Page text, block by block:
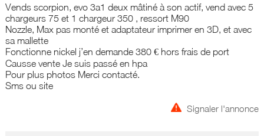
Vends scorpion, evo 3a1 deux mâtiné à son actif, vend avec 5
chargeurs 75 et 1 chargeur 350 , ressort M90
Nozzle, Max pas monté et adaptateur imprimer en 3D, et avec
sa mallette
Fonctionne nickel j’en demande 380 € hors frais de port
Causse vente Je suis passé en hpa
Pour plus photos Merci contacté.
Sms ou site
Signaler l'annonce